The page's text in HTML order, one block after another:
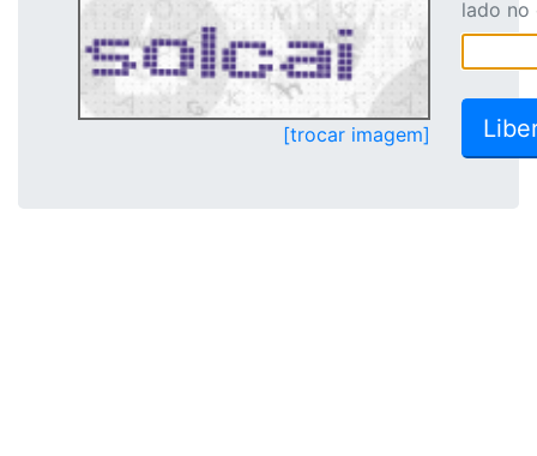
[trocar imagem]
lado no